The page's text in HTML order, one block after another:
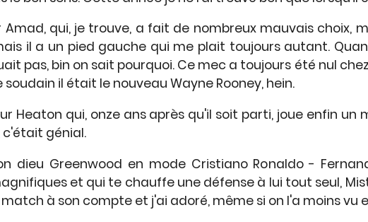
Amad, qui, je trouve, a fait de nombreux mauvais choix,
il a un pied gauche qui me plait toujours autant.
pas, bin on sait pourquoi. Ce mec a toujours été nul
soudain il était le nouveau Wayne Rooney, hein.
Heaton qui, onze ans après qu'il soit parti, joue enfin un
génial.
dieu Greenwood en mode Cristiano Ronaldo -
et qui te chauffe une défense à lui tout seul,
match à son compte et j'ai adoré, même si on l'a moins vu